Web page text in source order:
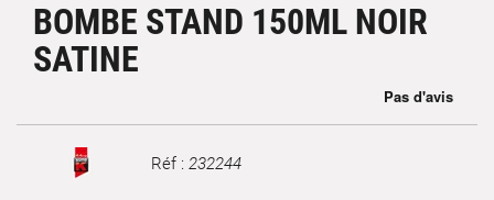
BOMBE STAND 150ML NOIR
SATINE
Marque Réf : 232244